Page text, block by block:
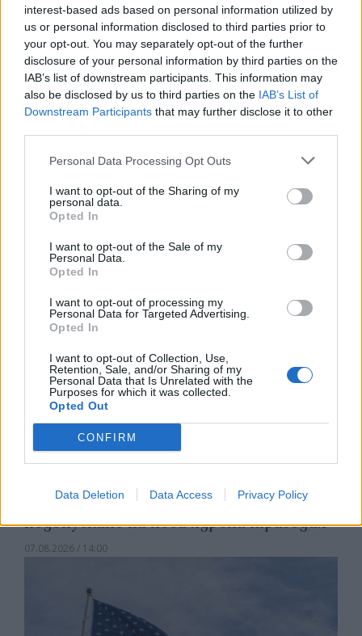
interest-based ads based on personal information utilized by
us or personal information disclosed to third parties prior to
your opt-out. You may separately opt-out of the further
disclosure of your personal information by third parties on the
IAB’s list of downstream participants. This information may
also be disclosed by us to third parties on the IAB’s List of
Downstream Participants that may further disclose it to other
Personal Data Processing Opt Outs
I want to opt-out of the Sharing of my
personal data.
Opted In
I want to opt-out of the Sale of my
Personal Data.
Opted In
I want to opt-out of processing my
Personal Data for Targeted Advertising.
Opted In
I want to opt-out of Collection, Use,
Retention, Sale, and/or Sharing of my
Personal Data that Is Unrelated with the
Purposes for which it was collected.
Opted Out
CONFIRM
Data Deletion Data Access Privacy Policy
Франция ще забрани рекламните
обаждания без съгласието на
абонатите от 11 август
07.08.2026 / 14:30
Хирошима призова за мир и
недопускане на нова ядрена трагедия
07.08.2026 / 14:00